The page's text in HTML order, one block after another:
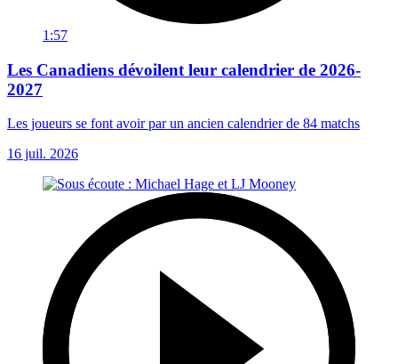
1:57
Les Canadiens dévoilent leur calendrier de 2026-
2027
Les joueurs se font avoir par un ancien calendrier de 84 matchs
16 juil. 2026